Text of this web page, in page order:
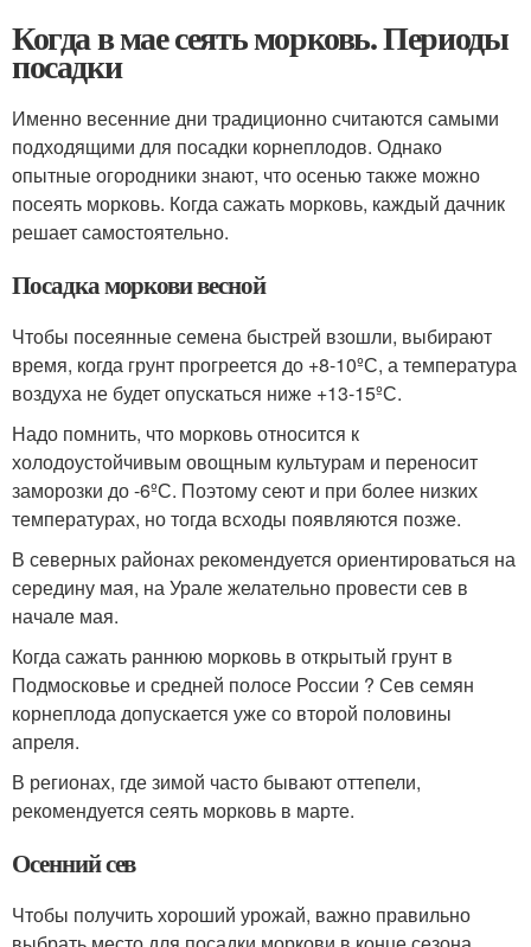
Когда в мае сеять морковь. Периоды
посадки
Именно весенние дни традиционно считаются самыми
подходящими для посадки корнеплодов. Однако
опытные огородники знают, что осенью также можно
посеять морковь. Когда сажать морковь, каждый дачник
решает самостоятельно.
Посадка моркови весной
Чтобы посеянные семена быстрей взошли, выбирают
время, когда грунт прогреется до +8-10ºС, а температура
воздуха не будет опускаться ниже +13-15ºС.
Надо помнить, что морковь относится к
холодоустойчивым овощным культурам и переносит
заморозки до -6ºС. Поэтому сеют и при более низких
температурах, но тогда всходы появляются позже.
В северных районах рекомендуется ориентироваться на
середину мая, на Урале желательно провести сев в
начале мая.
Когда сажать раннюю морковь в открытый грунт в
Подмосковье и средней полосе России ? Сев семян
корнеплода допускается уже со второй половины
апреля.
В регионах, где зимой часто бывают оттепели,
рекомендуется сеять морковь в марте.
Осенний сев
Чтобы получить хороший урожай, важно правильно